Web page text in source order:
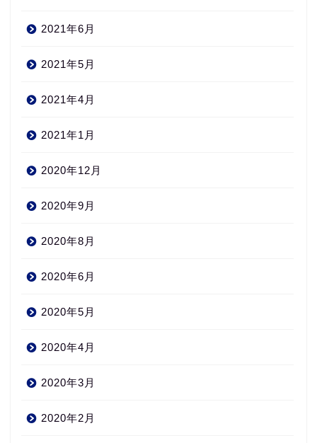
2021年6月
2021年5月
2021年4月
2021年1月
2020年12月
2020年9月
2020年8月
2020年6月
2020年5月
2020年4月
2020年3月
2020年2月